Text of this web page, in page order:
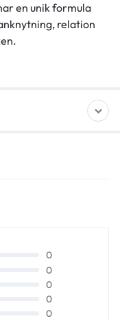
en unik formula
relation
0
0
0
0
0